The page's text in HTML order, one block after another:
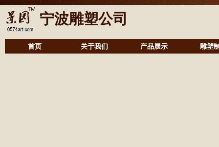
宁波雕塑公司
首页 关于我们 产品展示 雕塑